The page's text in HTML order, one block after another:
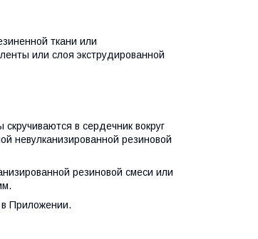
ткани или
или слоя экструдированной
в сердечник вокруг
невулканизированной резиновой
резиновой смеси или
Приложении.